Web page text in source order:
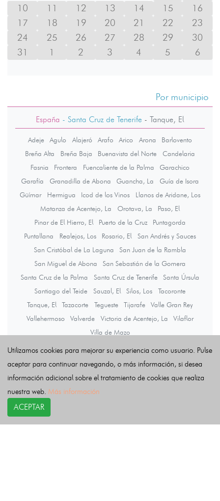
10
11 12 13 14 15
16
17
18 19 20 21 22
23
24
25 26 27 28 29
30
31
1 2 3 4 5 6
Por municipio
España - Santa Cruz de Tenerife - Tanque, El
Adeje Agulo Alajeró Arafo Arico Arona
Barlovento
Breña Alta
Breña Baja Buenavista del Norte
Candelaria
Fasnia
Frontera Fuencaliente de la Palma
Garachico
Garafía
Granadilla de Abona Guancha, La
Guía de Isora
Güímar
Hermigua Icod de los Vinos
Llanos de Aridane, Los
Matanza de Acentejo, La
Orotava, La
Paso, El
Pinar de El Hierro, El
Puerto de la Cruz
Puntagorda
Puntallana
Realejos, Los Rosario, El
San Andrés y Sauces
San Cristóbal de La Laguna
San Juan de la Rambla
San Miguel de Abona
San Sebastián de la Gomera
Santa Cruz de la Palma
Santa Cruz de Tenerife
Santa Úrsula
Santiago del Teide
Sauzal, El Silos, Los
Tacoronte
Tanque, El
Tazacorte Tegueste Tijarafe
Valle Gran Rey
Vallehermoso
Valverde Victoria de Acentejo, La
Vilaflor
Villa de Mazo
Últimas noticias
Utilizamos cookies para mejorar su experiencia como usuario. Pulse
aceptar para continuar navegando, o más información, si desea
información adicional sobre el tratamiento de cookies que realiza
nuestra web. Más información
ACEPTAR